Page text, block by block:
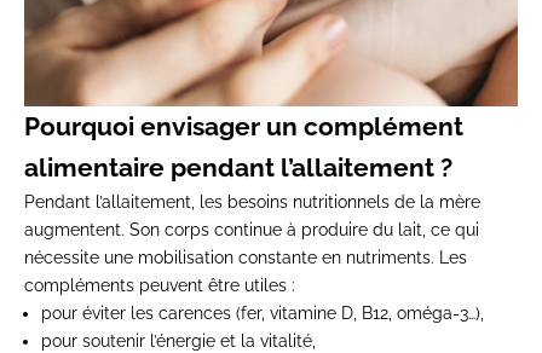
Pourquoi envisager un complément
alimentaire pendant l’allaitement ?
Pendant l’allaitement,
les besoins nutritionnels de la mère
augmentent. Son corps continue à produire du lait, ce qui
nécessite une mobilisation constante en nutriments. Les
compléments peuvent être utiles :
pour éviter les carences (fer, vitamine D, B12, oméga-3…),
pour soutenir l’énergie et la vitalité